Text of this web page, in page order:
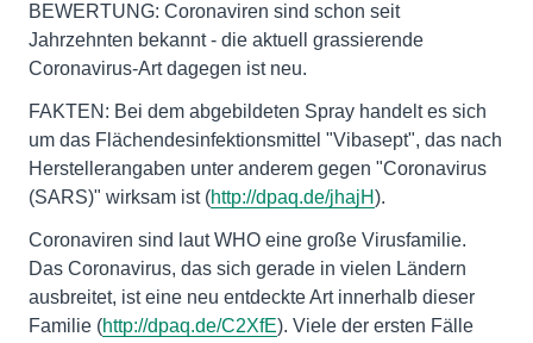
BEWERTUNG: Coronaviren sind schon seit
Jahrzehnten bekannt - die aktuell grassierende
Coronavirus-Art dagegen ist neu.
FAKTEN: Bei dem abgebildeten Spray handelt es sich
um das Flächendesinfektionsmittel "Vibasept", das nach
Herstellerangaben unter anderem gegen "Coronavirus
(SARS)" wirksam ist (http://dpaq.de/jhajH).
Coronaviren sind laut WHO eine große Virusfamilie.
Das Coronavirus, das sich gerade in vielen Ländern
ausbreitet, ist eine neu entdeckte Art innerhalb dieser
Familie (http://dpaq.de/C2XfE). Viele der ersten Fälle